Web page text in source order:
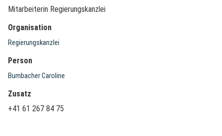
Mitarbeiterin Regierungskanzlei
Organisation
Regierungskanzlei
Person
Bumbacher Caroline
Zusatz
+41 61 267 84 75